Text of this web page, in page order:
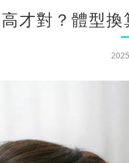
才對？體型